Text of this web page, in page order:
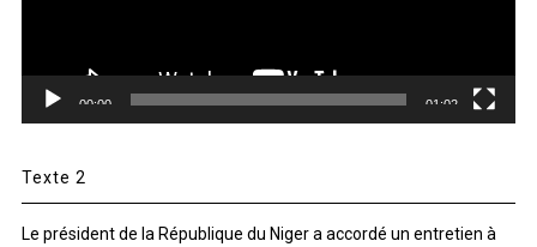
00:00 01:02
Texte 2
Le président de la République du Niger a accordé un entretien à